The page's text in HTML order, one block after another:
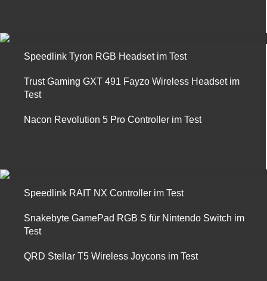
Speedlink Tyron RGB Headset im Test
Trust Gaming GXT 491 Fayzo Wireless Headset im
Test
Nacon Revolution 5 Pro Controller im Test
Speedlink RAIT NX Controller im Test
Snakebyte GamePad RGB S für Nintendo Switch im
Test
QRD Stellar T5 Wireless Joycons im Test